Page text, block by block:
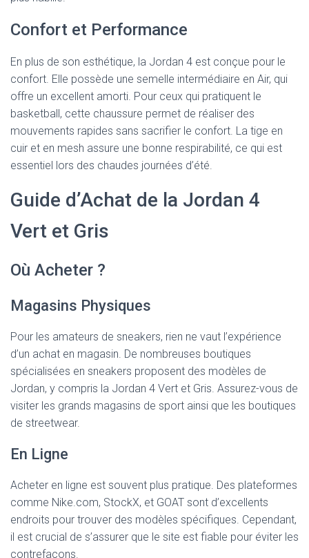
Confort et Performance
En plus de son esthétique, la Jordan 4 est conçue pour le
confort. Elle possède une semelle intermédiaire en Air, qui
offre un excellent amorti. Pour ceux qui pratiquent le
basketball, cette chaussure permet de réaliser des
mouvements rapides sans sacrifier le confort. La tige en
cuir et en mesh assure une bonne respirabilité, ce qui est
essentiel lors des chaudes journées d’été.
Guide d’Achat de la Jordan 4
Vert et Gris
Où Acheter ?
Magasins Physiques
Pour les amateurs de sneakers, rien ne vaut l’expérience
d’un achat en magasin. De nombreuses boutiques
spécialisées en sneakers proposent des modèles de
Jordan, y compris la Jordan 4 Vert et Gris. Assurez-vous de
visiter les grands magasins de sport ainsi que les boutiques
de streetwear.
En Ligne
Acheter en ligne est souvent plus pratique. Des plateformes
comme Nike.com, StockX, et GOAT sont d’excellents
endroits pour trouver des modèles spécifiques. Cependant,
il est crucial de s’assurer que le site est fiable pour éviter les
contrefaçons.